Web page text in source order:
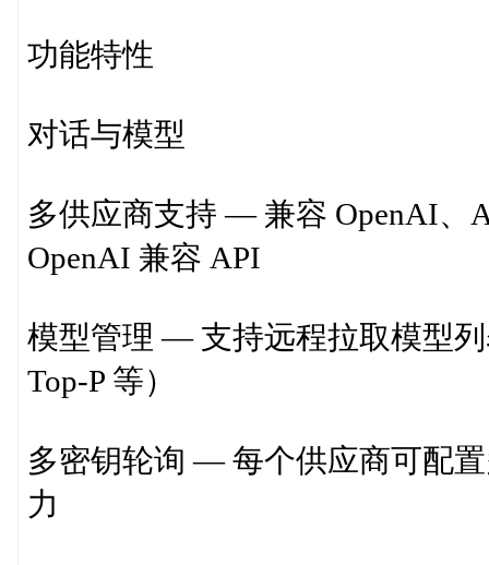
功能特性
对话与模型
多供应商支持 — 兼容 OpenAI、
OpenAI 兼容 API
模型管理 — 支持远程拉取模型
Top-P 等）
多密钥轮询 — 每个供应商可配
力